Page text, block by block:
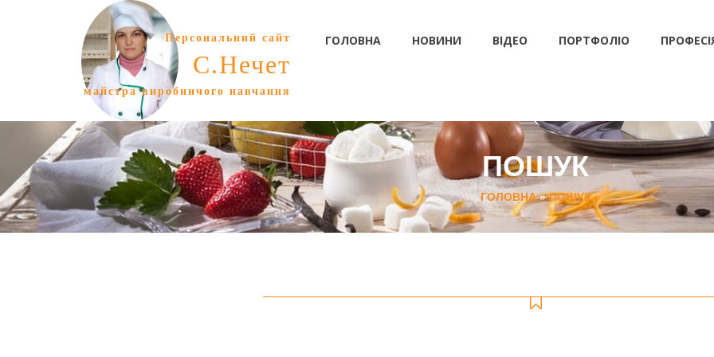
Персональний сайт
С.Нечет
майстра виробничого навчання
ГОЛОВНА НОВИНИ ВІДЕО ПОРТФОЛІО
ПОШУК
ГОЛОВНА»ПОШУК